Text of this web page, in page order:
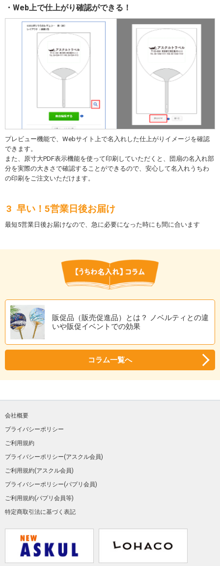
Web上で仕上がり確認ができる！
プレビュー機能で、Webサイト上で名入れした仕上がりイメージを確認
できます。
また、原寸大PDF表示機能を使って印刷していただくと、団扇の名入れ部
分を実際の大きさで確認することができるので、安心して名入れうちわ
の印刷をご注文いただけます。
早い！5営業日後お届け
最短5営業日後お届けなので、急に必要になった時にも間に合います
販促品（販売促進品）とは？ ノベルティとの違
いや販促イベントでの効果
コラム一覧へ
会社概要
プライバシーポリシー
ご利用規約
プライバシーポリシー(アスクル会員)
ご利用規約(アスクル会員)
プライバシーポリシー(パプリ会員)
ご利用規約(パプリ会員等)
特定商取引法に基づく表記